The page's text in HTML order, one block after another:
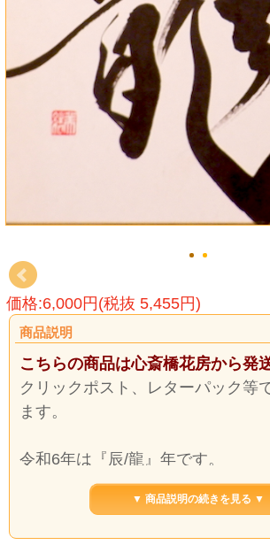
価格:6,000円(税抜 5,455円)
商品説明
こちらの商品は心斎橋花房から発
クリックポスト、レターパック等
ます。
令和6年は『辰/龍』年です。
十二支の中では唯一架空の生き物
▼ 商品説明の続きを見る ▼